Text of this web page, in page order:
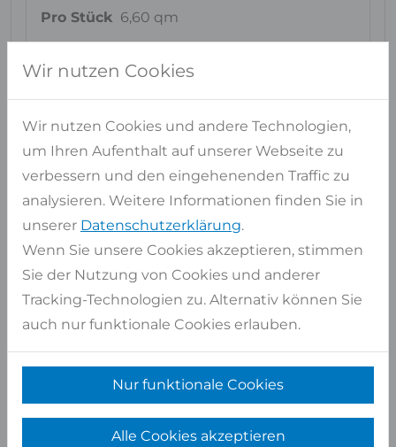
Pro Stück 6,60 qm
Artikel auswählen
BlockNR6345
Auf Lager 1 Stk
ca. Maße 332x203 cm
Pro Stück
6,74 qm
Gesamt 6,74 qm
Artikel auswählen
BlockNR6737
Wir nutzen Cookies
Wir nutzen Cookies und andere Technologien,
um Ihren Aufenthalt auf unserer Webseite zu
verbessern und den eingehenenden Traffic zu
analysieren. Weitere Informationen finden Sie in
unserer Datenschutzerklärung.
Wenn Sie unsere Cookies akzeptieren, stimmen
Sie der Nutzung von Cookies und anderer
Tracking-Technologien zu. Alternativ können Sie
auch nur funktionale Cookies erlauben.
Nur funktionale Cookies
Alle Cookies akzeptieren